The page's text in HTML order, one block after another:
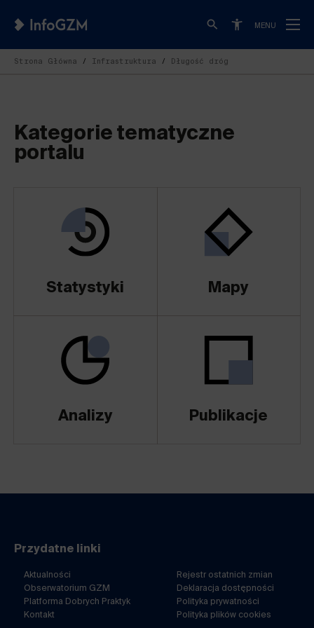
MENU
Strona Główna Infrastruktura Długość dróg
Kategorie tematyczne
portalu
Statystyki Mapy
Analizy Publikacje
Przydatne linki
Aktualności
Obserwatorium GZM
Platforma Dobrych Praktyk
Kontakt
Rejestr ostatnich zmian
Deklaracja dostępności
Polityka prywatności
Polityka plików cookies